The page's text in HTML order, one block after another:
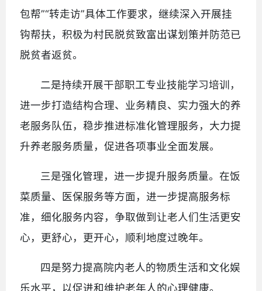
包帮”“转走访”具体工作要求，继续深入开展挂
钩帮扶，积极为村民脱贫致富出谋划策并防范已
脱贫者返贫。
二是持续开展干部职工专业技能学习培训，
进一步打造结构合理、业务精良、实力强大的养
老服务队伍，稳步推进标准化管理服务，大力提
升养老服务质量，促进各项事业全面发展。
三是强化管理，进一步提升服务质量。在饭
菜质量、医保服务等方面，进一步提高服务标
准，细化服务内容，争取做到让老人们生活更安
心，更舒心，更开心，顺利地度过晚年。
四是努力提高院内老人的物质生活和文化娱
乐水平，以促进和维护老年人的心理健康。